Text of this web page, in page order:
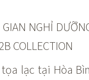
NGHỈ
COLLECTION
lạc tại Hòa